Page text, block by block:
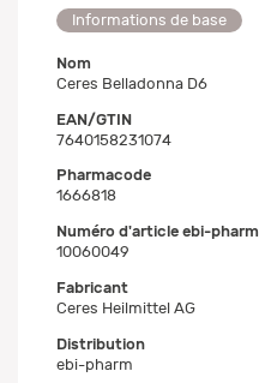
Informations de base
Nom
Ceres Belladonna D6
EAN/GTIN
7640158231074
Pharmacode
1666818
Numéro d'article ebi-pharm
10060049
Fabricant
Ceres Heilmittel AG
Distribution
ebi-pharm